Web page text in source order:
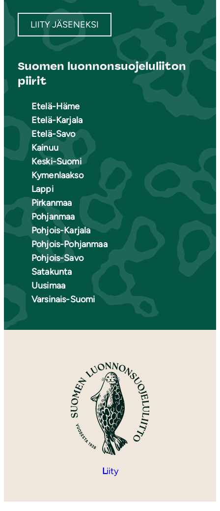
LIITY JÄSENEKSI
Suomen luonnonsuojeluliiton
piirit
Etelä-Häme
Etelä-Karjala
Etelä-Savo
Kainuu
Keski-Suomi
Kymenlaakso
Lappi
Pirkanmaa
Pohjanmaa
Pohjois-Karjala
Pohjois-Pohjanmaa
Pohjois-Savo
Satakunta
Uusimaa
Varsinais-Suomi
Liity